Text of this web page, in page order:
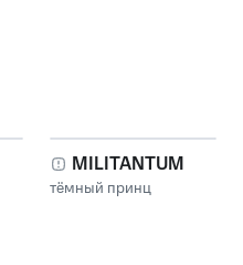
MILITANTUM
тёмный принц